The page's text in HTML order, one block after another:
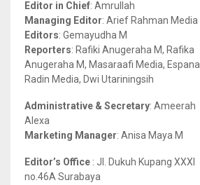
r
:
R
H
Editor in Chief: Amrullah
Managing Editor: Arief Rahman Media
Editors: Gemayudha M
Reporters: Rafiki Anugeraha M, Rafika
Anugeraha M, Masaraafi Media, Espana
Radin Media, Dwi Utariningsih
Administrative & Secretary: Ameerah
Alexa
Marketing Manager: Anisa Maya M
Editor’s Office : Jl. Dukuh Kupang XXXI
no.46A Surabaya